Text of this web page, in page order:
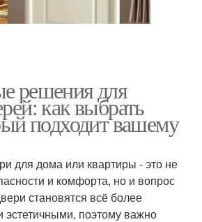
решения для
как выбрать
подходит вашему
для дома или квартиры - это не
и комфорта, но и вопрос
становятся всё более
поэтому важно